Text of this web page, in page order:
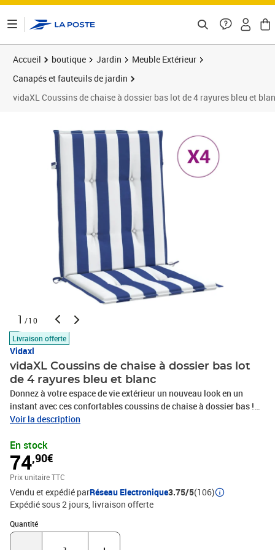
Accueil boutique Jardin
Meuble Extérieur
Canapés et fauteuils de jardin
vidaXL Coussins de chaise à dossier bas lot de 4 rayures bleu et
1 /10
Livraison offerte
Vidaxl
vidaXL Coussins de chaise à dossier bas lot
de 4 rayures bleu et blanc
Donnez à votre espace de vie extérieur un nouveau look en un
instant avec ces confortables coussins de chaise à dossier bas !
Tissu durable : le polyester est un matériau synthétique reconnu
résistant à l'eau, ce qui en fait le choix idéal pour les conditions
humides ou pluvieuses, et est également facile à
nettoyer.Rembourrage doux : le coussin d'extérieur est rembourré
de fibre de mousse pour un confort d'assise ultra-doux et optimal.
Le coussin de banc retrouve sa forme initiale après chaque
utilisation.Large application : le coussin est non seulement
adapté pour une utilisation en extérieur comme les meubles de
jardin et de terrasse, mais peut également être utilisé à l'intérieur
Voir la description
En stock
74,90€
Prix unitaire TTC
Vendu et expédié parRéseau Electronique3.75/5(106)
Expédié sous 2 jours livraison offerte
Quantité
Quantité : 1